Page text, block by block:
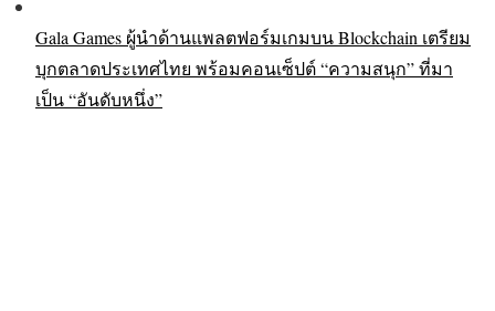
Gala Games ผู้นำด้านแพลตฟอร์มเกมบน Blockchain เตรียม
บุกตลาดประเทศไทย พร้อมคอนเซ็ปต์ “ความสนุก” ที่มา
เป็น “อันดับหนึ่ง”